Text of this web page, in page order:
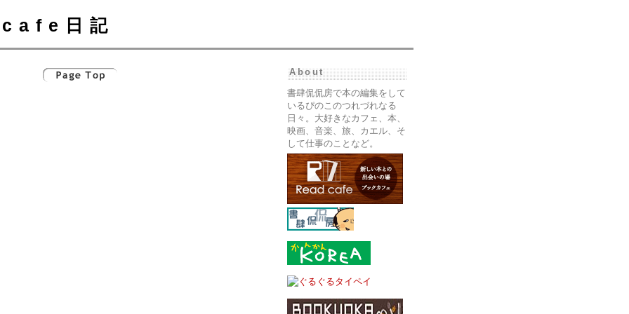
cafe日記
About
書肆侃侃房で本の編集をして
いるぴのこのつれづれなる
日々。大好きなカフェ、本、
映画、音楽、旅、カエル、そ
して仕事のことなど。